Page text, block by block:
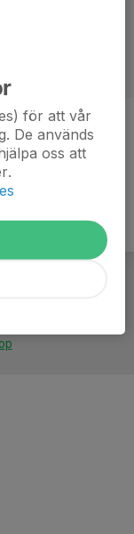
för att vår
De används
oss att